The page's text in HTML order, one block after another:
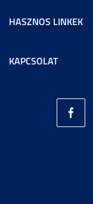
HASZNOS LINKEK
KAPCSOLAT